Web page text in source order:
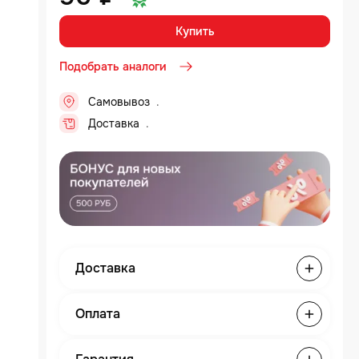
Купить
Подобрать аналоги
Самовывоз ..
Доставка ..
Доставка
Оплата